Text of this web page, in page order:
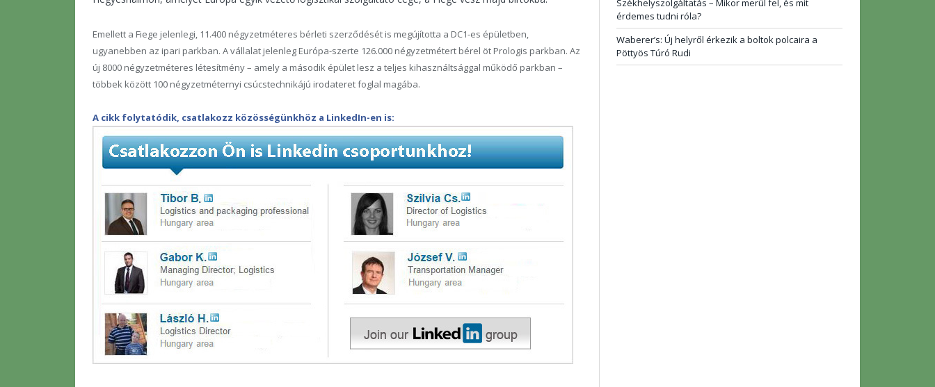
Emellett a Fiege jelenlegi, 11.400 négyzetméteres bérleti szerződését is megújította a DC1-es épületben,
ugyanebben az ipari parkban. A vállalat jelenleg Európa-szerte 126.000 négyzetmétert bérel öt Prologis parkban. Az
új 8000 négyzetméteres létesítmény – amely a második épület lesz a teljes kihasználtsággal működő parkban –
többek között 100 négyzetméternyi csúcstechnikájú irodateret foglal magába.
A cikk folytatódik, csatlakozz közösségünkhöz a LinkedIn-en is:
Székhelyszolgáltatás – Mikor merül fel, és mit
érdemes tudni róla?
Waberer’s: Új helyről érkezik a boltok polcaira a
Pöttyös Túró Rudi